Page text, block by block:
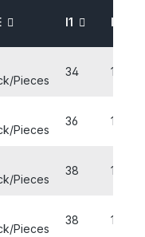
l1 l2
Pieces
34 12
Pieces
36 14
Pieces
38 16
Pieces
38 16